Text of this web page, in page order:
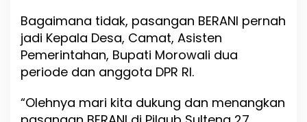
Bagaimana tidak, pasangan BERANI pernah
jadi Kepala Desa, Camat, Asisten
Pemerintahan, Bupati Morowali dua
periode dan anggota DPR RI.
“Olehnya mari kita dukung dan menangkan